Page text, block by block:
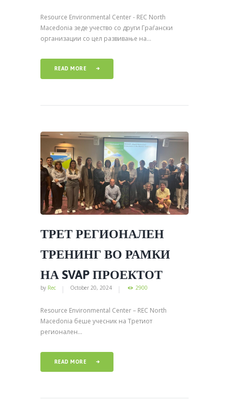
Resource Environmental Center - REC North
Macedonia зеде учество со други Граѓански
организации со цел развивање на...
READ MORE
ТРЕТ РЕГИОНАЛЕН
ТРЕНИНГ ВО РАМКИ
НА SVAP ПРОЕКТОТ
by Rec October 20, 2024 2900
Resource Environmental Center – REC North
Macedonia беше учесник на Третиот
регионален...
READ MORE